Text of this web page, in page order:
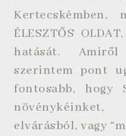
ÉLESZTŐS
hatását.
szerintem pont
fontosabb, hogy
elvárásból, vagy